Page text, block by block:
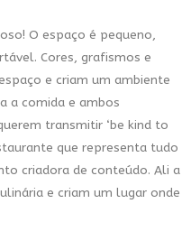
O espaço é pequeno,
Cores, grafismos e
e criam um ambiente
a comida e ambos
transmitir ‘be kind to
que representa tudo
criadora de conteúdo. Ali a
e criam um lugar onde